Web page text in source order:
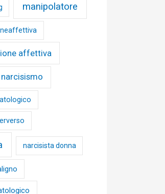
manipolatore
affettiva
narcisismo
narcisista donna